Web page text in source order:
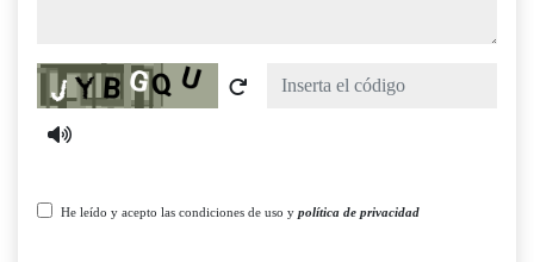
Captcha
He leído y acepto las condiciones de uso y política de privacidad